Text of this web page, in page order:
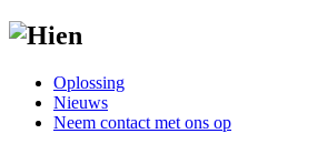
Oplossing
Nieuws
Neem contact met ons op